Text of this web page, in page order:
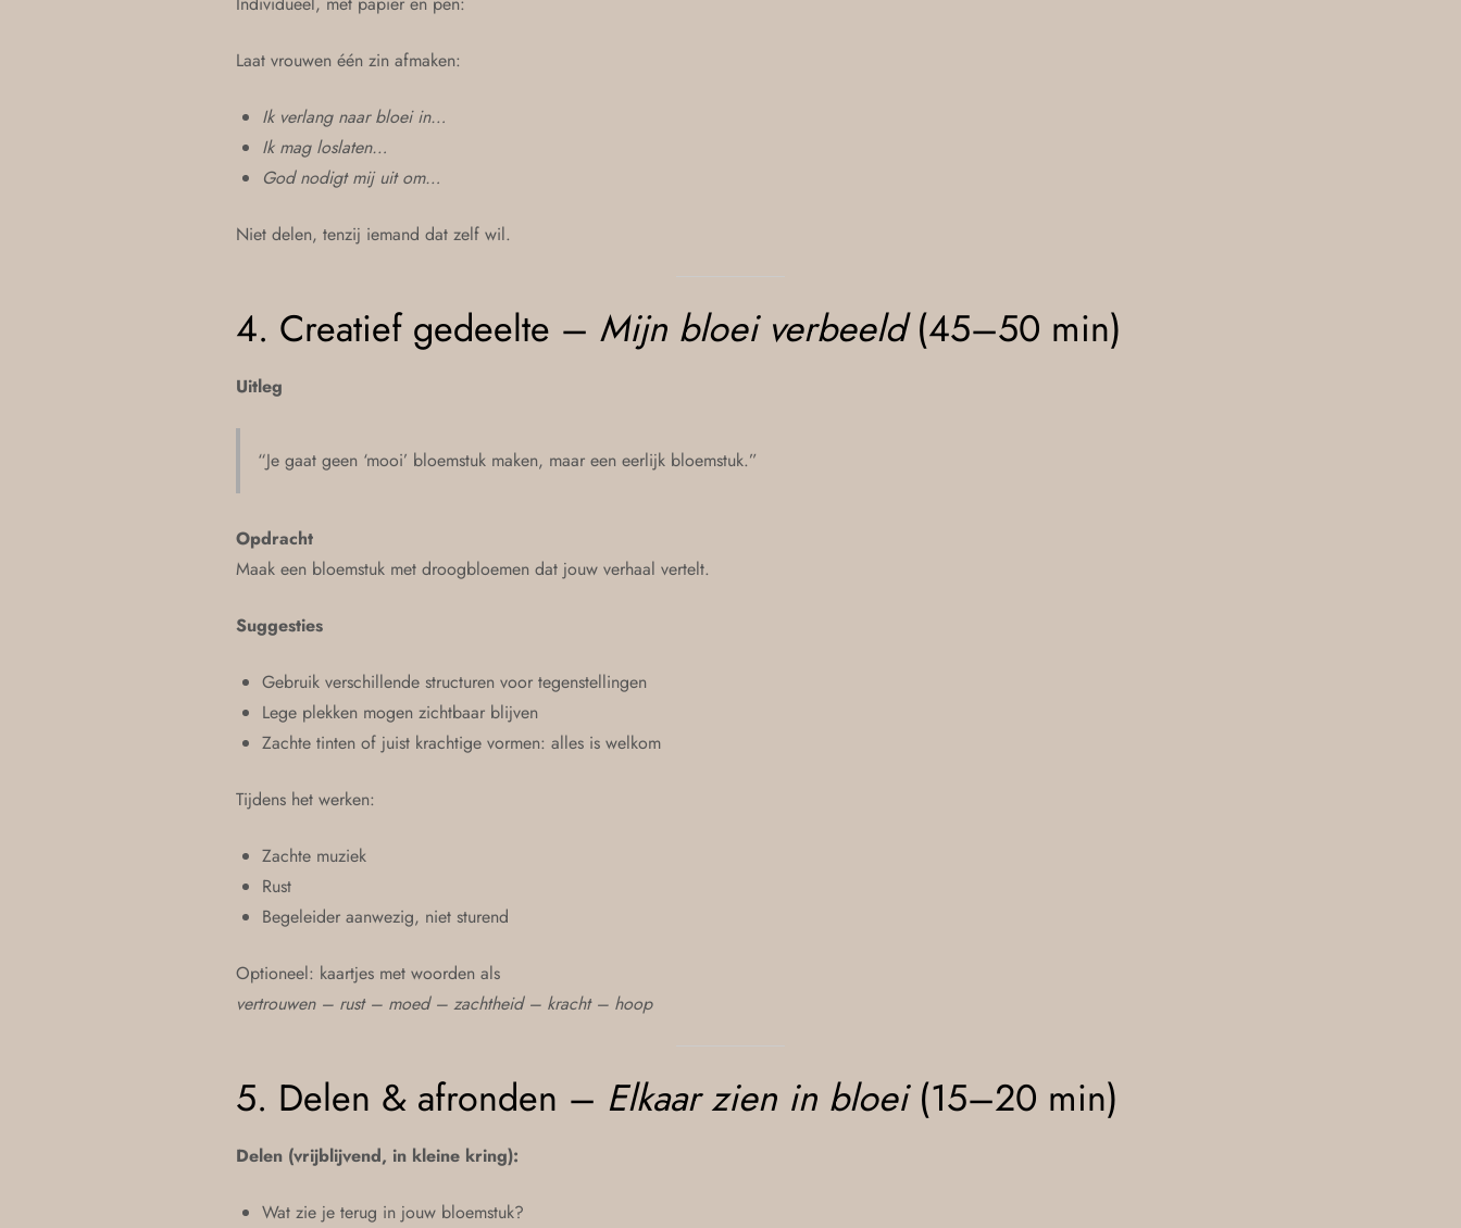
Laat vrouwen één zin afmaken:
Ik verlang naar bloei in…
Ik mag loslaten…
God nodigt mij uit om…
Niet delen, tenzij iemand dat zelf wil.
4. Creatief gedeelte – Mijn bloei verbeeld(45–50 min)
Uitleg
“Je gaat geen ‘mooi’ bloemstuk maken, maar een eerlijk bloemstuk.”
Opdracht
Maak een bloemstuk met droogbloemen dat jouw verhaal vertelt.
Suggesties
Gebruik verschillende structuren voor tegenstellingen
Lege plekken mogen zichtbaar blijven
Zachte tinten of juist krachtige vormen: alles is welkom
Tijdens het werken:
Zachte muziek
Rust
Begeleider aanwezig, niet sturend
Optioneel: kaartjes met woorden als
vertrouwen – rust – moed – zachtheid – kracht – hoop
5. Delen & afronden – Elkaar zien in bloei(15–20 min)
Delen (vrijblijvend, in kleine kring):
Wat zie je terug in jouw bloemstuk?